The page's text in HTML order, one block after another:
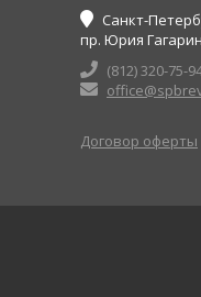
Санкт-
пр. Юрия
(812) 320-75-
Договор оферты